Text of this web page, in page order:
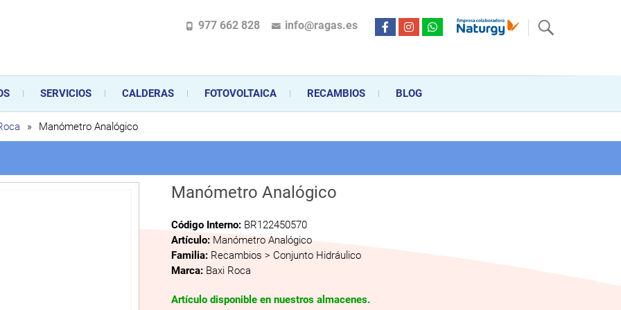
en la instalación, comercialización y mantenimiento de gas y electricidad desde hace más de 20 años . Acompañamos al cliente
aparatos de gas, climatización o electrodomésticos, desde el asesoramiento personalizado en la venta, montaje y reparación, hasta la
977 662 828 info@ragas.es
SERVICIOS CALDERAS FOTOVOLTAICA RECAMBIOS BLOG
» Manómetro Analógico
Manómetro Analógico
Código Interno: BR122450570
Artículo: Manómetro Analógico
Familia: Recambios > Conjunto Hidráulico
Marca: Baxi Roca
Artículo disponible en nuestros almacenes.